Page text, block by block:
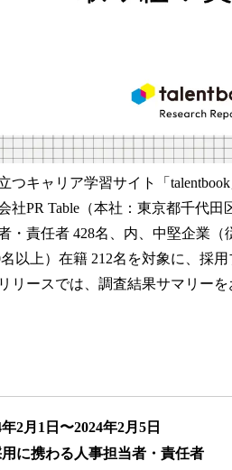
つキャリア学習サイト「
社PR Table（本社：東京都千代
・責任者 428名、内、中堅企業（
以上）在籍 212名を対象に、採
リースでは、調査結果サマリーを
2月1日〜2024年2月5日
に携わる人事担当者・責任者